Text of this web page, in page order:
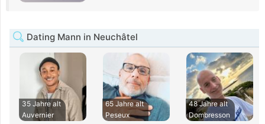
Dating Mann in Neuchâtel
35 Jahre alt
Auvernier
65 Jahre alt
Peseux
48 Jahre alt
Dombresson